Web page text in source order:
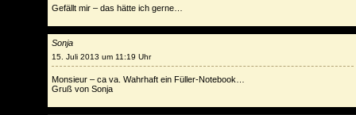
Gefällt mir – das hätte ich gerne…
Sonja
15. Juli 2013 um 11:19 Uhr
Monsieur – ca va. Wahrhaft ein Füller-Notebook…
Gruß von Sonja